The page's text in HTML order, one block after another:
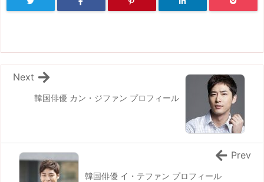
韓国俳優 カン・ジファン プロフィール
Next
韓国俳優 イ・テファン プロフィール
Prev